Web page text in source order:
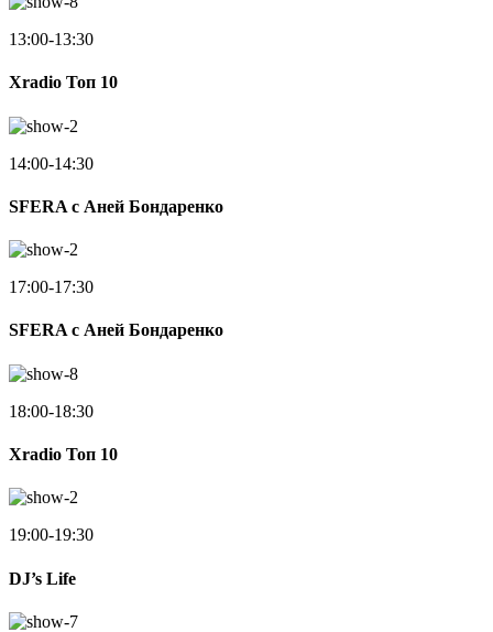
13:00-13:30
Xradio Топ 10
14:00-14:30
SFERA с Аней Бондаренко
17:00-17:30
SFERA с Аней Бондаренко
18:00-18:30
Xradio Топ 10
19:00-19:30
DJ’s Life